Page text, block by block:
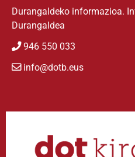
Durangaldeko informazioa.
Durangaldea
946 550 033
info@dotb.eus